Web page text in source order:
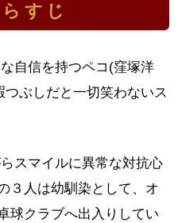
すじ
自信を持つペコ(窪塚洋
ぶしだと一切笑わないス
スマイルに異常な対抗心
３人は幼馴染として、オ
球クラブへ出入りしてい